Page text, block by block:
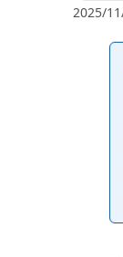
2025/